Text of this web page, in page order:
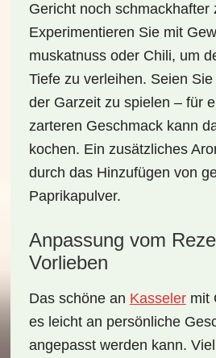
Gericht noch schmackhafter
Experimentieren Sie mit
muskatnussoder Chili, um
Tiefe zu verleihen. Seien
der Garzeit zu spielen – für
zarteren Geschmack kann
kochen. Ein zusätzliches
durch das Hinzufügen von
Paprikapulver.
Anpassung vom
Vorlieben
Das schöne an Kasselermit
es leicht an persönliche
angepasst werden kann.